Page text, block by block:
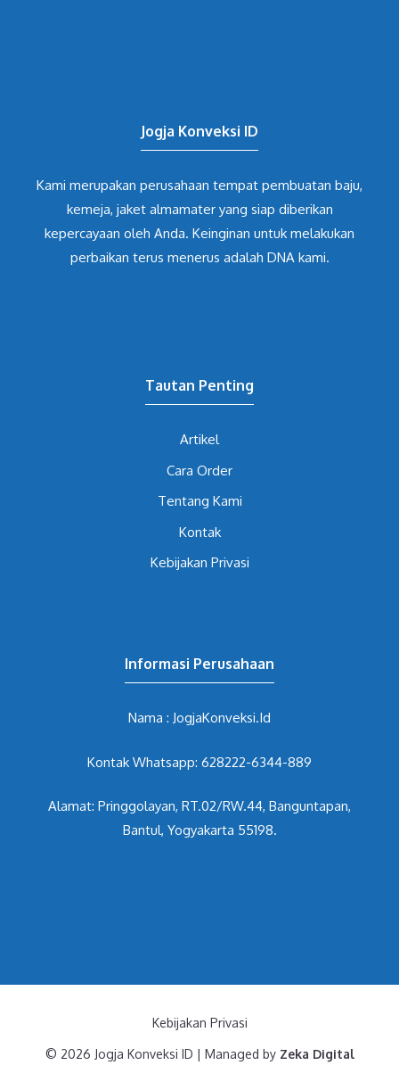
Jogja Konveksi ID
Kami merupakan perusahaan tempat pembuatan baju,
kemeja, jaket almamater yang siap diberikan
kepercayaan oleh Anda. Keinginan untuk melakukan
perbaikan terus menerus adalah DNA kami.
Tautan Penting
Artikel
Cara Order
Tentang Kami
Kontak
Kebijakan Privasi
Informasi Perusahaan
Nama : JogjaKonveksi.Id
Kontak Whatsapp: 628222-6344-889
Alamat: Pringgolayan, RT.02/RW.44, Banguntapan,
Bantul, Yogyakarta 55198.
Kebijakan Privasi
© 2026 Jogja Konveksi ID | Managed by Zeka Digital